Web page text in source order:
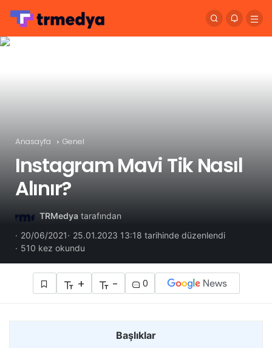
Anasayfa Genel
Instagram Mavi Tik Nasıl
Alınır?
TRMedya tarafından
20/06/2021
25.01.2023 13:18 tarihinde düzenlendi
510 kez okundu
+ - 0
Başlıklar